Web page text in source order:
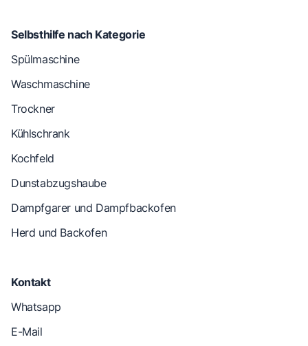
Selbsthilfe nach Kategorie
Spülmaschine
Waschmaschine
Trockner
Kühlschrank
Kochfeld
Dunstabzugshaube
Dampfgarer und Dampfbackofen
Herd und Backofen
Kontakt
Whatsapp
E-Mail